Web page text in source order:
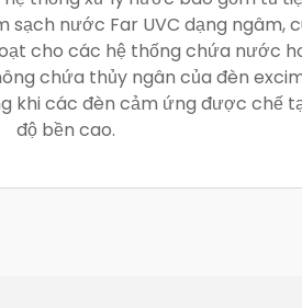
sạch nước Far UVC dạng ngâm,
cho các hệ thống chứa nước
chứa thủy ngân của đèn
khi các đèn cảm ứng được chế
độ bền cao.